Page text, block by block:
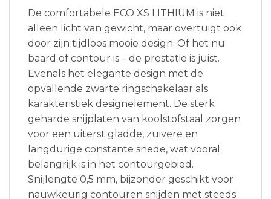
De comfortabele ECO XS LITHIUM is niet
alleen licht van gewicht, maar overtuigt ook
door zijn tijdloos mooie design. Of het nu
baard of contour is – de prestatie is juist.
Evenals het elegante design met de
opvallende zwarte ringschakelaar als
karakteristiek designelement. De sterk
geharde snijplaten van koolstofstaal zorgen
voor een uiterst gladde, zuivere en
langdurige constante snede, wat vooral
belangrijk is in het contourgebied.
Snijlengte 0,5 mm, bijzonder geschikt voor
nauwkeurig contouren snijden met steeds